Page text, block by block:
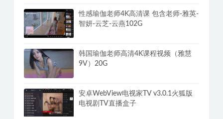
性感瑜伽老师4K高清课 包含老师-雅英-
智妍-云芝-云燕102G
韩国瑜伽老师高清4K课程视频（雅慧
9V）20G
安卓WebView电视家TV v3.0.1火狐版
电视剧TV直播盒子